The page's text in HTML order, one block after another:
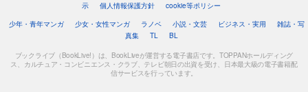
示
個人情報保護方針
cookie等ポリシー
少年・青年マンガ
少女・女性マンガ ラノベ 小説・文芸 ビジネス・実用
雑誌・写
真集
TL BL
ブックライブ（BookLive!）は、BookLiveが運営する電子書店です。TOPPANホールディング
ス、カルチュア・コンビニエンス・クラブ、テレビ朝日の出資を受け、日本最大級の電子書籍配
信サービスを行っています。